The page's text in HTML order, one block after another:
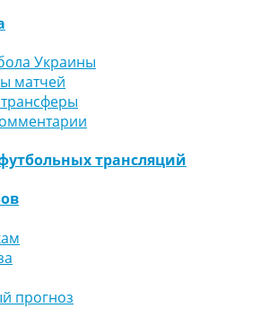
Украины
матчей
трансляций
прогноз